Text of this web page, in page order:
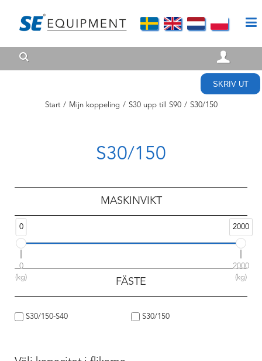
SKRIV UT
Start / Mijn koppeling / S30 upp till S90 / S30/150
S30/150
MASKINVIKT
0 2000
0
(kg)
2000
(kg)
FÄSTE
S30/150-S40 S30/150